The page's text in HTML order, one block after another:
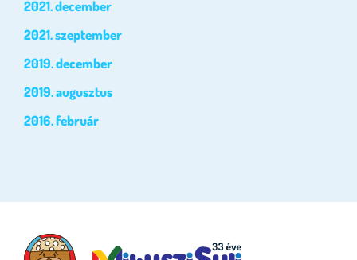
2021. december
2021. szeptember
2019. december
2019. augusztus
2016. február